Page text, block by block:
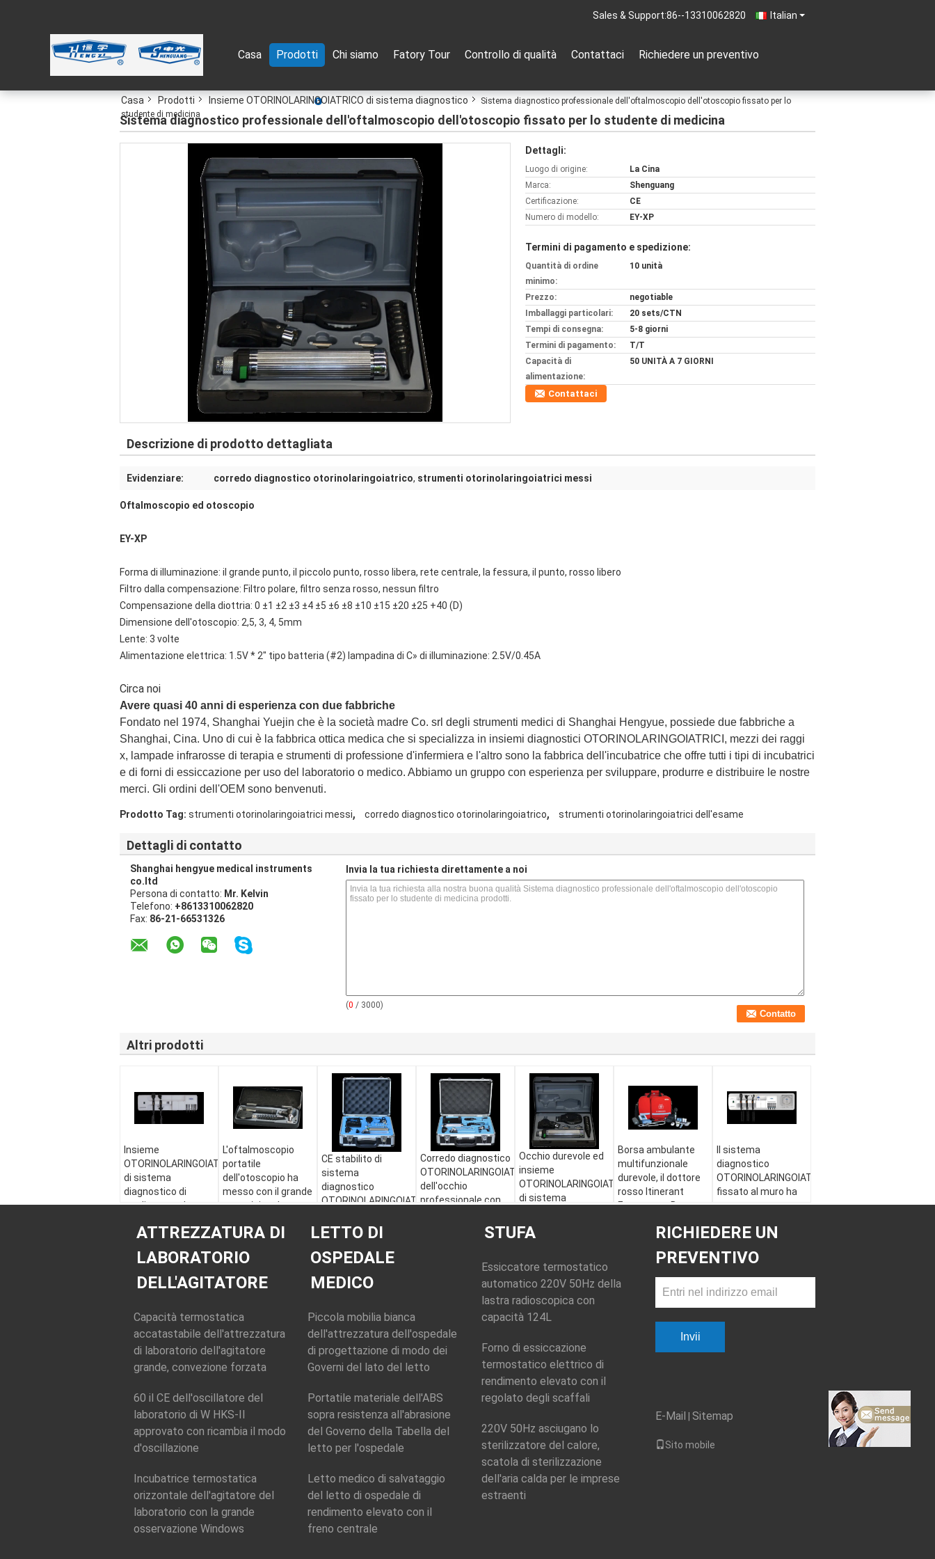
Italian
Sales & Support:86--13310062820
Casa Prodotti Chi siamo Fatory Tour Controllo di qualità Contattaci Richiedere un preventivo
Casa Prodotti Insieme OTORINOLARINGOIATRICO di sistema diagnostico
Sistema diagnostico professionale dell'oftalmoscopio dell'otoscopio fissato per lo
studente di medicina
Sistema diagnostico professionale dell'oftalmoscopio dell'otoscopio fissato per lo studente di medicina
Dettagli:
Luogo di origine:
La Cina
Marca:
Shenguang
Certificazione:
CE
Numero di modello:
EY-XP
Termini di pagamento e spedizione:
Quantità di ordine
minimo:
10 unità
Prezzo:
negotiable
Imballaggi particolari:
20 sets/CTN
Tempi di consegna:
5-8 giorni
Termini di pagamento:
T/T
Capacità di
alimentazione:
50 UNITÀ A 7 GIORNI
Contattaci
Descrizione di prodotto dettagliata
Evidenziare: corredo diagnostico otorinolaringoiatrico, strumenti otorinolaringoiatrici messi
Oftalmoscopio ed otoscopio
EY-XP
Forma di illuminazione: il grande punto, il piccolo punto, rosso libera, rete centrale, la fessura, il punto, rosso libero
Filtro dalla compensazione: Filtro polare, filtro senza rosso, nessun filtro
Compensazione della diottria: 0 ±1 ±2 ±3 ±4 ±5 ±6 ±8 ±10 ±15 ±20 ±25 +40 (D)
Dimensione dell'otoscopio: 2,5, 3, 4, 5mm
Lente: 3 volte
Alimentazione elettrica: 1.5V * 2" tipo batteria (#2) lampadina di C» di illuminazione: 2.5V/0.45A
Circa noi
Avere quasi 40 anni di esperienza con due fabbriche
Fondato nel 1974, Shanghai Yuejin che è la società madre Co. srl degli strumenti medici di Shanghai Hengyue, possiede due fabbriche a
Shanghai, Cina. Uno di cui è la fabbrica ottica medica che si specializza in insiemi diagnostici OTORINOLARINGOIATRICI, mezzi dei raggi
x, lampade infrarosse di terapia e strumenti di professione d'infermiera e l'altro sono la fabbrica dell'incubatrice che offre tutti i tipi di incubatrici
e di forni di essiccazione per uso del laboratorio o medico. Abbiamo un gruppo con esperienza per sviluppare, produrre e distribuire le nostre
merci. Gli ordini dell'OEM sono benvenuti.
Prodotto Tag: strumenti otorinolaringoiatrici messi, corredo diagnostico otorinolaringoiatrico, strumenti otorinolaringoiatrici dell'esame
Dettagli di contatto
Shanghai hengyue medical instruments
co.ltd
Persona di contatto: Mr. Kelvin
Telefono: +8613310062820
Fax: 86-21-66531326
Invia la tua richiesta direttamente a noi
(0 / 3000)
Altri prodotti
Insieme
OTORINOLARINGOIATRICO
di sistema
diagnostico di
rendimento elevato,
dell'oftalmoscopio
L'oftalmoscopio
portatile
dell'otoscopio ha
messo con il grande
punto/piccola
dell'illuminazione
CE stabilito di
sistema
diagnostico
OTORINOLARINGOIATRICO
prova approvato per
Utilizzo:Prova
Tipo:: Apparato di
visiva
Materiale:
Acciaio
inossidabile
Corredo diagnostico
OTORINOLARINGOIATRICO
dell'occhio
professionale con
plastica per medico
Occhio durevole ed
insieme
OTORINOLARINGOIATRICO
di sistema
illuminazione
diretta ed il portatile
Borsa ambulante
multifunzionale
durevole, il dottore
rosso Itinerant
Emergency Bag
Il sistema
diagnostico
OTORINOLARINGOIATRICO
fissato al muro ha
messo con
nasale
ATTREZZATURA DI
LABORATORIO
DELL'AGITATORE
Capacità termostatica
accatastabile dell'attrezzatura
di laboratorio dell'agitatore
grande, convezione forzata
60 il CE dell'oscillatore del
laboratorio di W HKS-II
approvato con ricambia il modo
d'oscillazione
Incubatrice termostatica
orizzontale dell'agitatore del
laboratorio con la grande
osservazione Windows
LETTO DI
OSPEDALE
MEDICO
Piccola mobilia bianca
dell'attrezzatura dell'ospedale
di progettazione di modo dei
Governi del lato del letto
Portatile materiale dell'ABS
sopra resistenza all'abrasione
del Governo della Tabella del
letto per l'ospedale
Letto medico di salvataggio
del letto di ospedale di
rendimento elevato con il
freno centrale
STUFA
Essiccatore termostatico
automatico 220V 50Hz della
lastra radioscopica con
capacità 124L
Forno di essiccazione
termostatico elettrico di
rendimento elevato con il
regolato degli scaffali
220V 50Hz asciugano lo
sterilizzatore del calore,
scatola di sterilizzazione
dell'aria calda per le imprese
estraenti
RICHIEDERE UN
PREVENTIVO
Invii
E-Mail Sitemap
Sito mobile